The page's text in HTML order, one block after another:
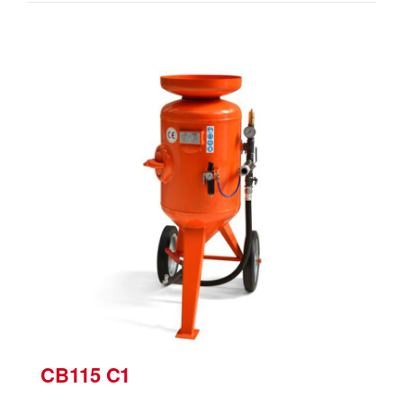
CB115 C1